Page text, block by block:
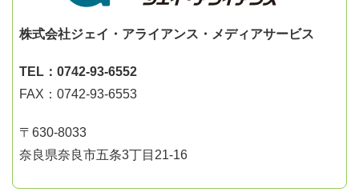
株式会社ジェイ・アライアンス・メディアサービス
TEL：0742-93-6552
FAX：0742-93-6553
〒630-8033
奈良県奈良市五条3丁目21-16